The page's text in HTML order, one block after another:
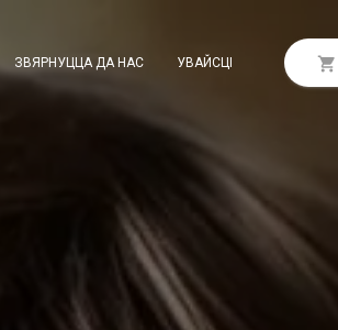
ЗВЯРНУЦЦА ДА НАС УВАЙСЦІ